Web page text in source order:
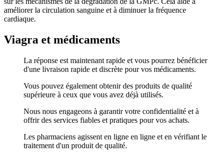
améliorer la circulation sanguine et à diminuer la fréquence
cardiaque.
Viagra et médicaments
La réponse est maintenant rapide et vous pourrez bénéficier
d'une livraison rapide et discrète pour vos médicaments.
Vous pouvez également obtenir des produits de qualité
supérieure à ceux que vous avez déjà utilisés.
Nous nous engageons à garantir votre confidentialité et à
offrir des services fiables et pratiques pour vos achats.
Les pharmaciens agissent en ligne en ligne et en vérifiant le
traitement d'un produit de qualité.